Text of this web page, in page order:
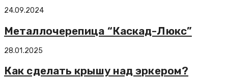
24.09.2024
Металлочерепица “Каскад-Люкс”
28.01.2025
Как сделать крышу над эркером?